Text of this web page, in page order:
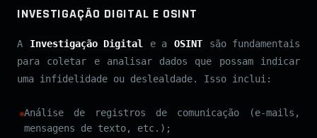
INVESTIGAÇÃO DIGITAL E OSINT
A Investigação Digital e a OSINT
são fundamentais
para coletar e analisar dados que possam indicar
uma infidelidade ou deslealdade. Isso inclui:
Análise de registros de comunicação (e-mails,
mensagens de texto, etc.);